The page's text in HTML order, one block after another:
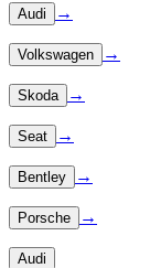
Audi →
Volkswagen →
Skoda →
Seat →
Bentley →
Porsche →
Audi